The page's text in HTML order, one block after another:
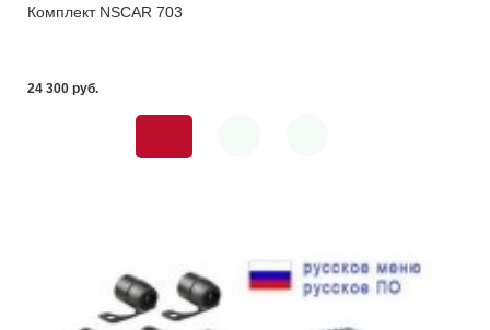
Комплект NSCAR 703
24 300 pуб.